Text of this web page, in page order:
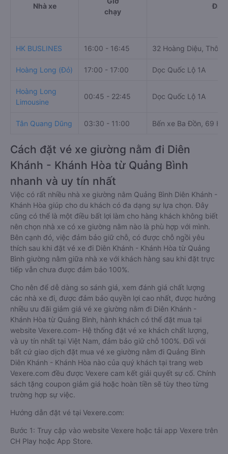
Nhà xe
chạy
HK BUSLINES 16:00 - 16:45 32 Hoàng Diệu, Thôn
Hoàng Long (Đỏ) 17:00 - 17:00 Dọc Quốc Lộ 1A
Hoàng Long
Limousine
00:45 - 22:45 Dọc Quốc Lộ 1A
Tân Quang Dũng 03:30 - 11:00 Bến xe Ba Đồn, 69
Cách đặt vé xe giường nằm đi Diên
Khánh - Khánh Hòa từ Quảng Bình
nhanh và uy tín nhất
Việc có rất nhiều nhà xe giường nằm Quảng Bình Diên Khánh -
Khánh Hòa giúp cho du khách có đa dạng sự lựa chọn. Đây
cũng có thể là một điều bất lợi làm cho hàng khách không biết
nên chọn nhà xe có xe giường nằm nào là phù hợp với mình.
Bên cạnh đó, việc đảm bảo giữ chỗ, có được chỗ ngồi yêu
thích sau khi đặt vé xe đi Diên Khánh - Khánh Hòa từ Quảng
Bình giường nằm giữa nhà xe với khách hàng sau khi đặt trực
tiếp vẫn chưa được đảm bảo 100%.
Cho nên để dễ dàng so sánh giá, xem đánh giá chất lượng
các nhà xe đi, được đảm bảo quyền lợi cao nhất, được hưởng
nhiều ưu đãi giảm giá vé xe giường nằm đi Diên Khánh -
Khánh Hòa từ Quảng Bình, hành khách có thể đặt mua tại
website Vexere.com- Hệ thống đặt vé xe khách chất lượng,
và uy tín nhất tại Việt Nam, đảm bảo giữ chỗ 100%. Đối với
bất cứ giao dịch đặt mua vé xe giường nằm đi Quảng Bình
Diên Khánh - Khánh Hòa nào của quý khách tại trang web
Vexere.com đều được Vexere cam kết giải quyết sự cố. Chính
sách tặng coupon giảm giá hoặc hoàn tiền sẽ tùy theo từng
trường hợp sự việc.
Hướng dẫn đặt vé tại Vexere.com:
Bước 1: Truy cập vào website Vexere hoặc tải app Vexere trên
CH Play hoặc App Store.